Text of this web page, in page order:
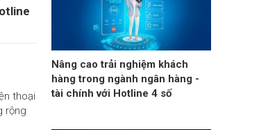
thoại
rộng
Nâng cao trải nghiệm khách
hàng trong ngành ngân hàng -
tài chính với Hotline 4 số